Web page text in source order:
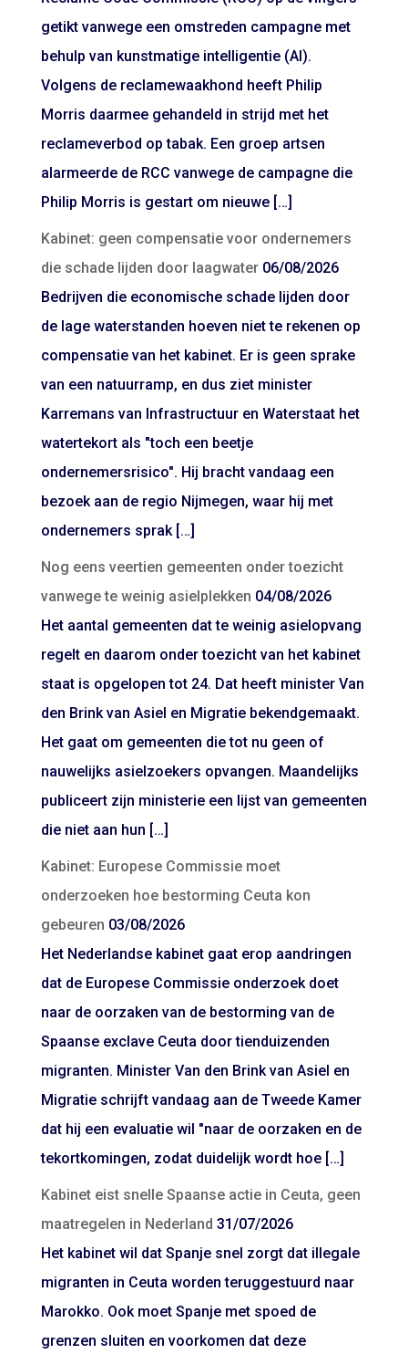
getikt vanwege een omstreden campagne met
behulp van kunstmatige intelligentie (AI).
Volgens de reclamewaakhond heeft Philip
Morris daarmee gehandeld in strijd met het
reclameverbod op tabak. Een groep artsen
alarmeerde de RCC vanwege de campagne die
Philip Morris is gestart om nieuwe […]
Kabinet: geen compensatie voor ondernemers
die schade lijden door laagwater 06/08/2026
Bedrijven die economische schade lijden door
de lage waterstanden hoeven niet te rekenen op
compensatie van het kabinet. Er is geen sprake
van een natuurramp, en dus ziet minister
Karremans van Infrastructuur en Waterstaat het
watertekort als "toch een beetje
ondernemersrisico". Hij bracht vandaag een
bezoek aan de regio Nijmegen, waar hij met
ondernemers sprak […]
Nog eens veertien gemeenten onder toezicht
vanwege te weinig asielplekken 04/08/2026
Het aantal gemeenten dat te weinig asielopvang
regelt en daarom onder toezicht van het kabinet
staat is opgelopen tot 24. Dat heeft minister Van
den Brink van Asiel en Migratie bekendgemaakt.
Het gaat om gemeenten die tot nu geen of
nauwelijks asielzoekers opvangen. Maandelijks
publiceert zijn ministerie een lijst van gemeenten
die niet aan hun […]
Kabinet: Europese Commissie moet
onderzoeken hoe bestorming Ceuta kon
gebeuren 03/08/2026
Het Nederlandse kabinet gaat erop aandringen
dat de Europese Commissie onderzoek doet
naar de oorzaken van de bestorming van de
Spaanse exclave Ceuta door tienduizenden
migranten. Minister Van den Brink van Asiel en
Migratie schrijft vandaag aan de Tweede Kamer
dat hij een evaluatie wil "naar de oorzaken en de
tekortkomingen, zodat duidelijk wordt hoe […]
Kabinet eist snelle Spaanse actie in Ceuta, geen
maatregelen in Nederland 31/07/2026
Het kabinet wil dat Spanje snel zorgt dat illegale
migranten in Ceuta worden teruggestuurd naar
Marokko. Ook moet Spanje met spoed de
grenzen sluiten en voorkomen dat deze